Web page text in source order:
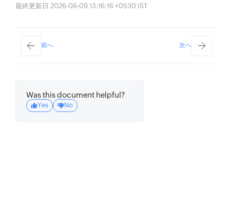
最終更新日 2026-06-09 13:16:16 +0530 IST
前へ 次へ
Was this document helpful?
Yes No